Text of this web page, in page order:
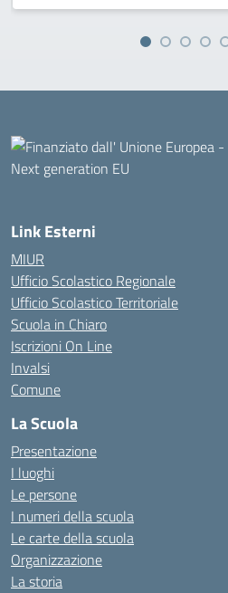
Link Esterni
MIUR
Ufficio Scolastico Regionale
Ufficio Scolastico Territoriale
Scuola in Chiaro
Iscrizioni On Line
Invalsi
Comune
La Scuola
Presentazione
I luoghi
Le persone
I numeri della scuola
Le carte della scuola
Organizzazione
La storia